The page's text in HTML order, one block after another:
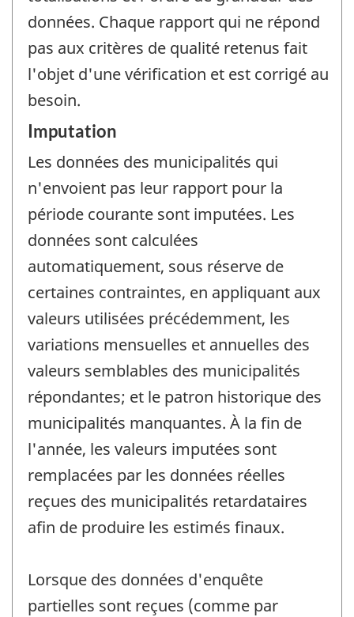
données. Chaque rapport qui ne répond
pas aux critères de qualité retenus fait
l'objet d'une vérification et est corrigé au
besoin.
Imputation
Les données des municipalités qui
n'envoient pas leur rapport pour la
période courante sont imputées. Les
données sont calculées
automatiquement, sous réserve de
certaines contraintes, en appliquant aux
valeurs utilisées précédemment, les
variations mensuelles et annuelles des
valeurs semblables des municipalités
répondantes; et le patron historique des
municipalités manquantes. À la fin de
l'année, les valeurs imputées sont
remplacées par les données réelles
reçues des municipalités retardataires
afin de produire les estimés finaux.
Lorsque des données d'enquête
partielles sont reçues (comme par